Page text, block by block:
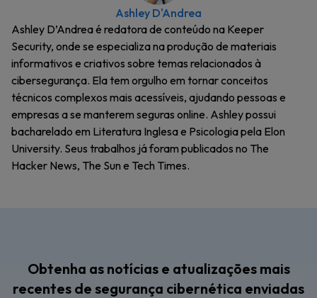
Ashley D'Andrea
Ashley D’Andrea é redatora de conteúdo na Keeper
Security, onde se especializa na produção de materiais
informativos e criativos sobre temas relacionados à
cibersegurança. Ela tem orgulho em tornar conceitos
técnicos complexos mais acessíveis, ajudando pessoas e
empresas a se manterem seguras online. Ashley possui
bacharelado em Literatura Inglesa e Psicologia pela Elon
University. Seus trabalhos já foram publicados no The
Hacker News, The Sun e Tech Times.
Obtenha as notícias e atualizações mais
recentes de segurança cibernética enviadas